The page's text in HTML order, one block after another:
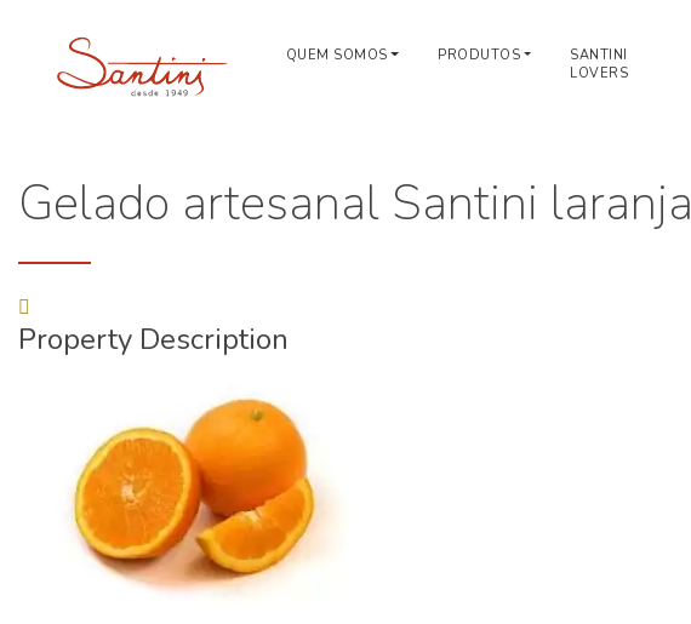
QUEM SOMOS PRODUTOS
SANTINI
LOVERS
Gelado artesanal Santini laranja
Property Description